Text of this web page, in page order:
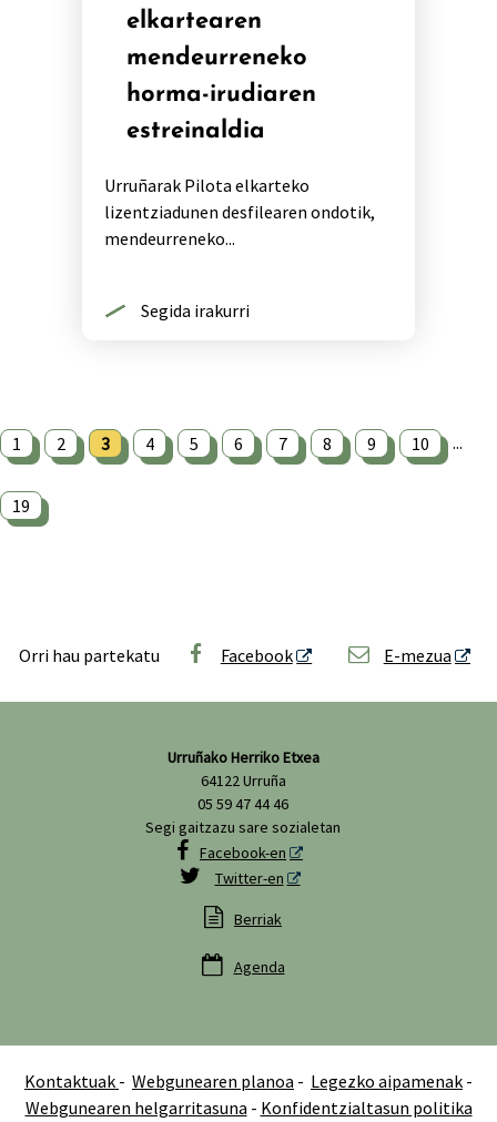
elkartearen
mendeurreneko
horma-irudiaren
estreinaldia
Urruñarak Pilota elkarteko
lizentziadunen desfilearen ondotik,
mendeurreneko...
Segida irakurri
1 2 3 4 5 6 7 8 9 10 ...
19
Orri hau partekatu Facebook E-mezua
Urruñako Herriko Etxea
64122 Urruña
05 59 47 44 46
Segi gaitzazu sare sozialetan
 Facebook-en
 Twitter-en
 Berriak
 Agenda
Kontaktuak - Webgunearen planoa - Legezko aipamenak -
Webgunearen helgarritasuna - Konfidentzialtasun politika